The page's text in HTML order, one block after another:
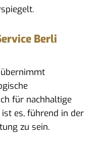
Berli
für nachhaltige
es, führend in der
zu sein.